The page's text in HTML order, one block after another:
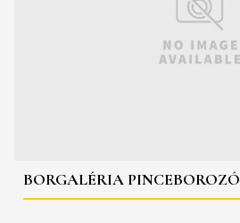
BORGALÉRIA PINCEBOROZÓ